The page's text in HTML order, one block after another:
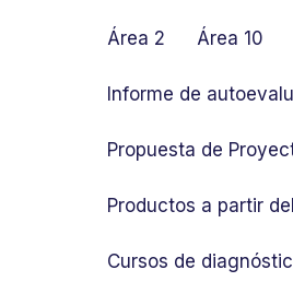
Área 2 Área 10
Informe de
Propuesta de
Productos a partir
Cursos de